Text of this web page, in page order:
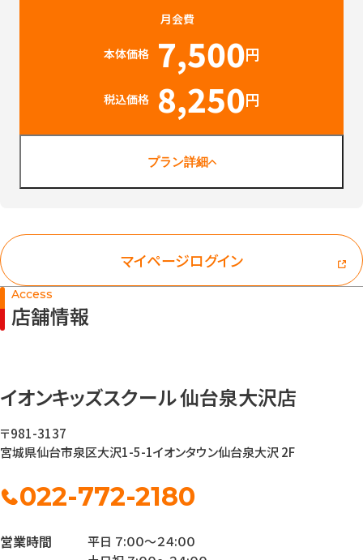
月会費
本体価格 7,500円
税込価格 8,250円
プラン詳細
マイページログイン
Access
店舗情報
イオンキッズスクール 仙台泉大沢店
〒981-3137
宮城県仙台市泉区大沢1-5-1イオンタウン仙台泉大沢 2F
022-772-2180
営業時間
平日 ７:００～２４:００